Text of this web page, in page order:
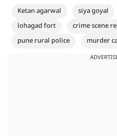
Ketan agarwal siya goyal
lohagad fort
crime scene
pune rural police
murder